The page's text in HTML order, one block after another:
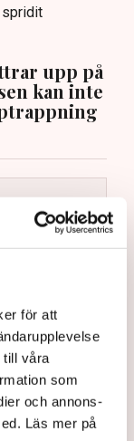
för att
till våra
som
och annons-
Läs mer på
spridit
upp på
kan inte
aktivister
vid
polisens
polis